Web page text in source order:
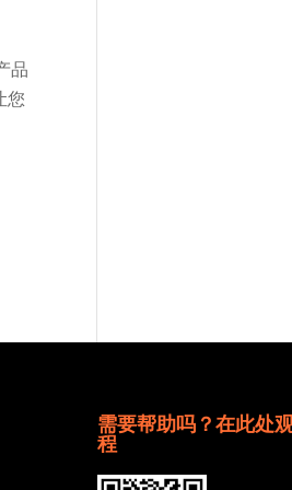
品
您
需要帮助吗？在此处
程